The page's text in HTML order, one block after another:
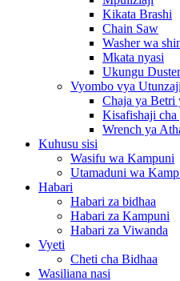
Kikata Brashi
Chain Saw
Washer wa
Mkata nyasi
Ukungu Duster
Vyombo vya
Chaja ya Betri
Kisafishaji cha
Wrench ya
Kuhusu sisi
Wasifu wa Kampuni
Utamaduni wa
Habari
Habari za bidhaa
Habari za Kampuni
Habari za Viwanda
Vyeti
Cheti cha Bidhaa
Wasiliana nasi